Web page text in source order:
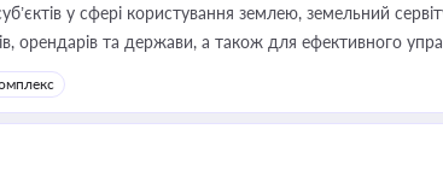
у сфері користування землею, земельний
орендарів та держави, а також для ефективного